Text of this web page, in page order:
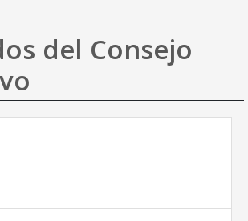
Mapa web
Ayuda
del Consejo